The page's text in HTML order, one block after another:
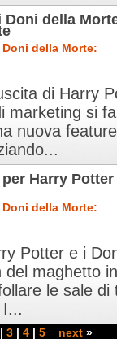
Doni della
della Morte:
di Harry
marketing si
nuova
Harry
della Morte:
Potter e i
maghetto
le sale di
| 3 | 4 | 5 next »